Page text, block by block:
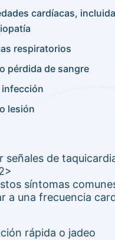
cardíacas,
respiratorios
pérdida de sangre
infección
lesión
señales de
síntomas
a una frecuencia
rápida o jadeo